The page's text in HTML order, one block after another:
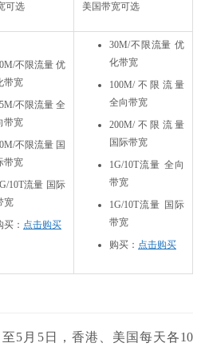
可选 美国带宽可选
不限流量 优
带宽
不限流量 全
带宽
不限流量 国
带宽
10T流量 国际
宽
买： 点击购买
30M/不限流量 优
化带宽
100M/不限流量
全向带宽
200M/不限流量
国际带宽
1G/10T流量 全向
带宽
1G/10T流量 国际
带宽
购买： 点击购买
5月5日，香港、美国每天各10